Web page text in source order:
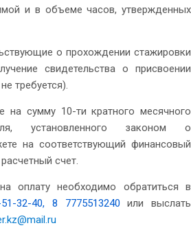
и в объеме часов, утвержденных
о прохождении стажировки
свидетельства о присвоении
требуется).
на сумму 10-ти кратного месячного
установленного законом о
на соответствующий финансовый
счет.
оплату необходимо обратиться в
32-40, 8 7775513240 или выслать